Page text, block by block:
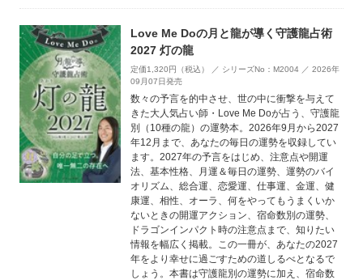
Love Me Doの月と龍が導く守護龍占術
2027 灯の龍
定価1,320円（税込） ／ シリーズNo：M2004 ／ 2026年
09月07日発売
数々の予言を的中させ、世の中に衝撃を与えて
きた大人気占い師・Love Me Doが占う、守護龍
別（10種の龍）の運勢本。2026年9月から2027
年12月まで、あなたの毎日の運勢を収録してい
ます。2027年の予言をはじめ、注意点や開運
法、基本性格、月運＆毎日の運勢、運勢のバイ
オリズム、総合運、恋愛運、仕事運、金運、健
康運、相性、オーラ、何をやってもうまくいか
ないときの開運アクション、宿命数別の運勢、
ドラゴンインパクト時の注意点まで、知りたい
情報を幅広く掲載。この一冊が、あなたの2027
年をより幸せに過ごすための道しるべとなるで
しょう。本書は守護龍別の運勢に加え、宿命数